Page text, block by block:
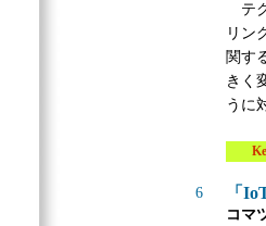
テ
リン
関す
きく
うに
Key
6 「
コマ